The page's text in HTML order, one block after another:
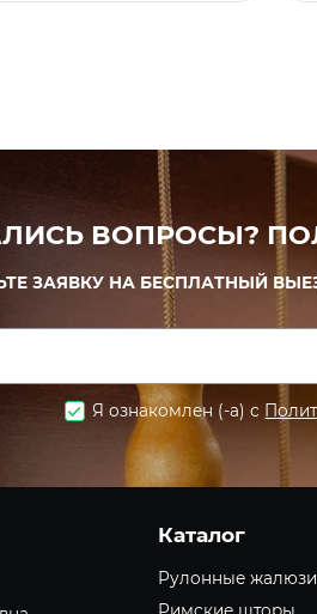
ВОПРОСЫ?
ЗАЯВКУ НА БЕСПЛАТНЫЙ
Я ознакомлен (-а) с
Каталог
Рулонные жалюзи
Римские шторы